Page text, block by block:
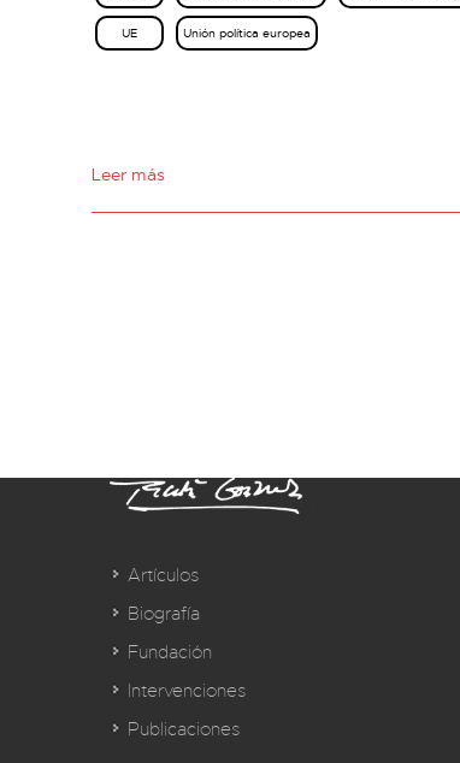
UE Unión política europea
Leer más
Artículos
Biografía
Fundación
Intervenciones
Publicaciones